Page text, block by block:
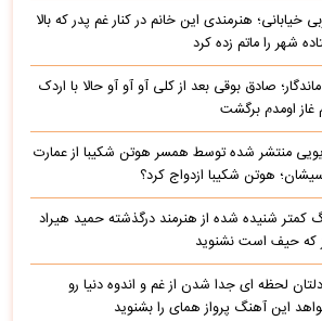
خیابانی؛ هنرمندی این خانم در کنار غم پدر که بالا
شهر را ماتم زده کرد
ماندگار؛ صادق بوقی بعد از کلی آو آو آو حالا با اردک
غاز اومدم برگشت
منتشر شده توسط همسر هوتن شکیبا از عمارت
هوتن شکیبا ازدواج کرد؟
کمتر شنیده شده از هنرمند درگذشته حمید هیراد
که حیف است نشنوید
لحظه ای جدا شدن از غم و اندوه دنیا رو
این آهنگ پرواز همای را بشنوید